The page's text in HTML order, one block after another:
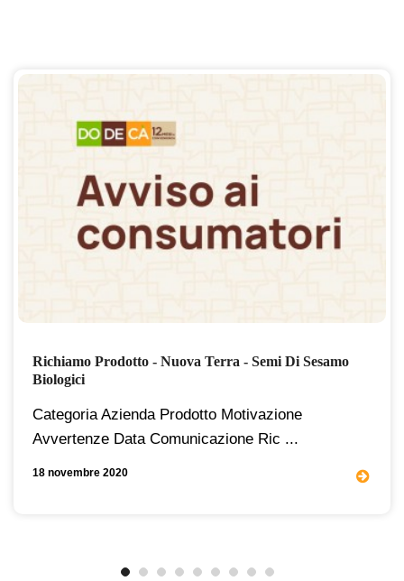
Richiamo Prodotto - Nuova Terra - Semi Di Sesamo
Biologici
Categoria Azienda Prodotto Motivazione
Avvertenze Data Comunicazione Ric ...
18 novembre 2020